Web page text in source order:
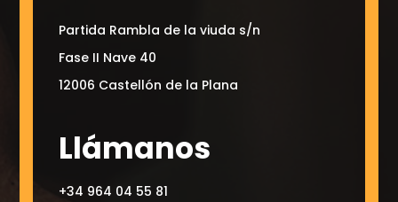
Partida Rambla de la viuda s/n
Fase II Nave 40
12006 Castellón de la Plana
Llámanos
+34 964 04 55 81